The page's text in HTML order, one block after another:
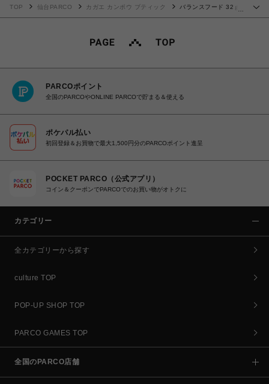
…
TOP 仙台PARCO カガエ カンポウ ブティック
バランスフード 32ｇ
PARCOポイント
全国のPARCOやONLINE PARCOで貯まる＆使える
ポケパル払い
初回登録＆お買物で最大1,500円分のPARCOポイント進呈
POCKET PARCO（公式アプリ）
コイン＆クーポンでPARCOでのお買い物がオトクに
カテゴリー
全カテゴリーから探す
culture TOP
POP-UP SHOP TOP
PARCO GAMES TOP
全国のPARCO店舗